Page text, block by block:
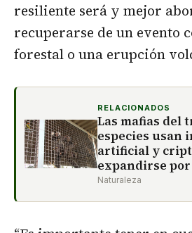
resiliente será y mejor
recuperarse de un evento
forestal o una erupción
RELACIONADOS
Las mafias del
especies usan
artificial y
expandirse
Naturaleza